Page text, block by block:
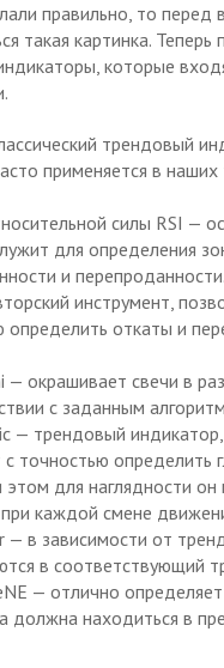
правильно, то перед
такая картинка. Теперь
которые
трендовый
применяется в наших
силы RSI —
для определения
и перепроданности.
инструмент,
определить откаты и
— окрашивает свечи в
с заданным
— трендовый
с точностью определить
этом для наглядности он
каждой смене
— в зависимости от
в соответствующий
— отлично
должна находиться в